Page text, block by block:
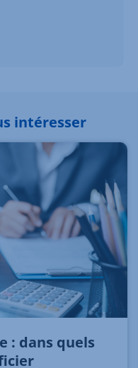
intéresser
: dans quels